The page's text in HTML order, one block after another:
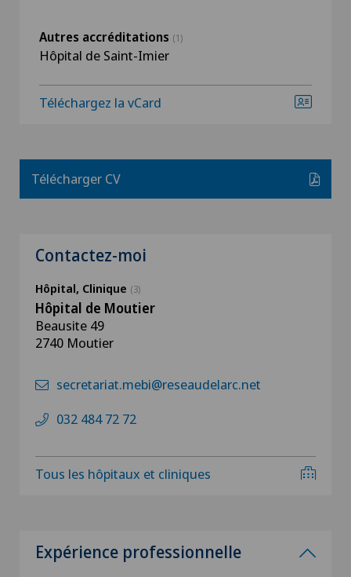
Autres accréditations (1)
Hôpital de Saint-Imier
Téléchargez la vCard
Télécharger CV
Contactez-moi
Hôpital, Clinique (3)
Hôpital de Moutier
Beausite 49
2740 Moutier
secretariat.mebi@reseaudelarc.net
032 484 72 72
Tous les hôpitaux et cliniques
Expérience professionnelle